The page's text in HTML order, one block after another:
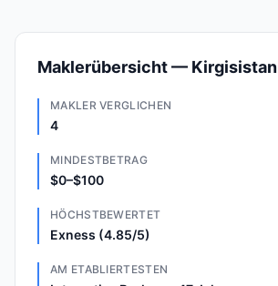
Maklerübersicht — Kirgisistan
MAKLER VERGLICHEN
4
MINDESTBETRAG
$0–$100
HÖCHSTBEWERTET
Exness (4.85/5)
AM ETABLIERTESTEN